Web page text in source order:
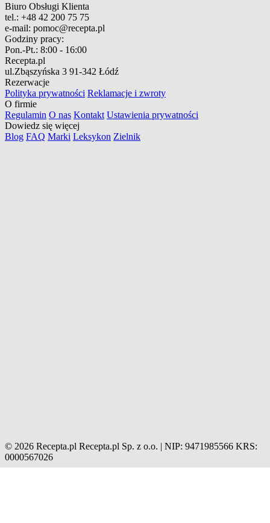
Biuro Obsługi Klienta
tel.: +48 42 200 75 75
e-mail: pomoc@recepta.pl
Godziny pracy:
Pon.-Pt.: 8:00 - 16:00
Recepta.pl
ul.Zbąszyńska 3 91-342 Łódź
Rezerwacje
Polityka prywatności Reklamacje i zwroty
O firmie
Regulamin O nas Kontakt Ustawienia prywatności
Dowiedz się więcej
Blog FAQ Marki Leksykon Zielnik
© 2026 Recepta.pl Recepta.pl Sp. z o.o. | NIP: 9471985566 KRS:
0000567026